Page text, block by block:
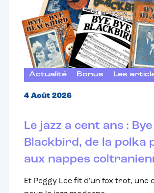
Actualité Bonus Les
4 Août 2026
Le jazz a cent ans : Bye
Blackbird, de la polka
aux nappes
Et Peggy Lee fit d'un fox trot, une